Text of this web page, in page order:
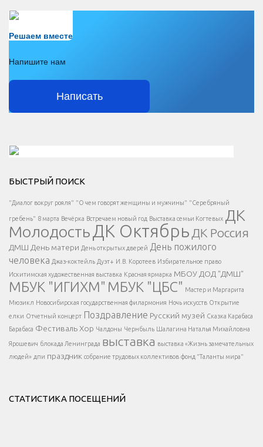
Решаем вместе
Напишите нам
Написать
Есть вопрос?
Напишите нам
</span >
Написать
</button >
</div >
</div > </div >
БЫСТРЫЙ ПОИСК
"Диалог вокруг рояля" "О чем говорят женщины и мужчины" "Серебряный
гребень" 8 марта Вечёрка Встречаем новый год Выставка семьи Когтевых ДК
МолодостьДК Октябрь ДК Россия
ДМШ День матери День открытых дверей День пожилого
человека Джаз-коктейль Дуэт+ И.В. Коротеев Избирательное право
Искитимская художественная выставка Красная ярмарка МБОУ ДОД "ДМШ"
МБУК "ИГИХМ" МБУК "ЦБС" Мастер и Маргарита
Мюзикл Новосибирская государственная филармония Ночь искусств Открытие
елки Отчетный концерт Поздравление Русский музей Сказка Карабаса
Барабаса Фестиваль Хор Чалдоны Чернбыль Шалагина Наталья Михайловна
Ярошевич блокада Ленинграда выставка выставка «Жизнь замечательных
людей» дпи праздник собрание трудовых коллективов фонд "Таланты мира"
СТАТИСТИКА ПОСЕЩЕНИЙ